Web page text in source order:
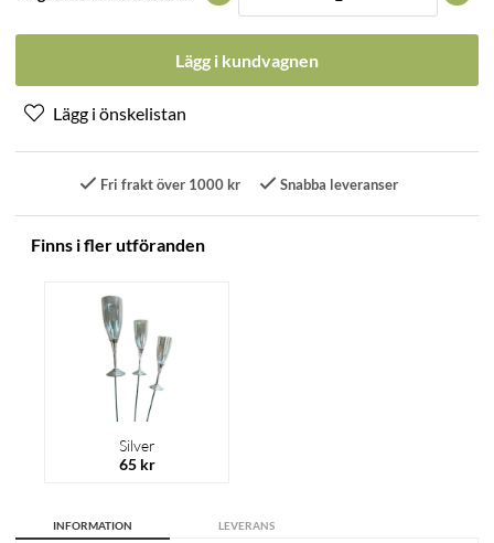
Lägg i kundvagnen
Fri frakt över 1000 kr Snabba leveranser
Finns i fler utföranden
Silver
65 kr
INFORMATION LEVERANS